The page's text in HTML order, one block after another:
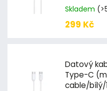
Skladem
299 Kč
Datový
Type-C
cable/bílý/